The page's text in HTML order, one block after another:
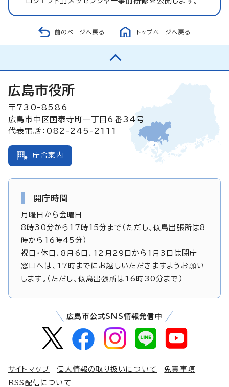
前のページへ戻る トップページへ戻る
広島市役所
〒730-8586
広島市中区国泰寺町一丁目6番34号
代表電話：082-245-2111
庁舎案内
開庁時間
月曜日から金曜日
8時30分から17時15分まで（ただし、似島出張所は8
時から16時45分）
祝日・休日、8月6日、12月29日から1月3日は閉庁
窓口へは、17時までにお越しいただきますようお願い
します。（ただし、似島出張所は16時30分まで）
広島市公式SNS情報発信中
サイトマップ 個人情報の取り扱いについて
免責事項
RSS配信について